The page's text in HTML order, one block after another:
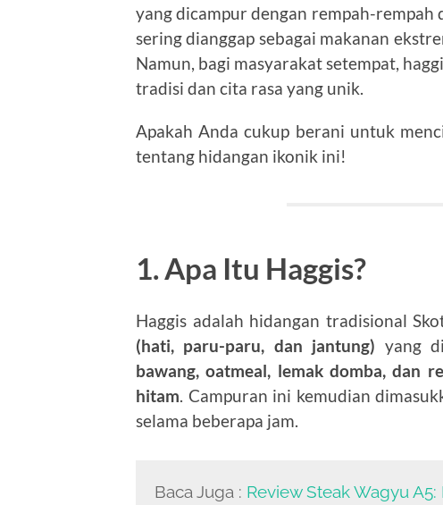
yang dicampur dengan rempah-rempah
sering dianggap sebagai makanan
Namun, bagi masyarakat setempat,
tradisi dan cita rasa yang unik.
Apakah Anda cukup berani untuk
tentang hidangan ikonik ini!
1. Apa Itu Haggis?
Haggis adalah hidangan tradisional
(hati, paru-paru, dan jantung) yang
bawang, oatmeal, lemak domba, dan
hitam. Campuran ini kemudian
selama beberapa jam.
Baca Juga : Review Steak Wagyu